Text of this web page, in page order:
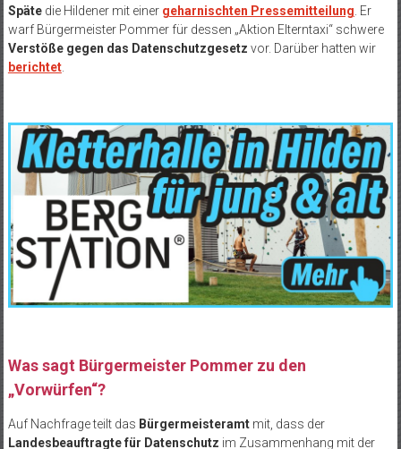
Spätedie Hildener mit einer geharnischten Pressemitteilung . Er
warf Bürgermeister Pommer für dessen „Aktion Elterntaxi“ schwere
Verstöße gegen das Datenschutzgesetz vor. Darüber hatten wir
berichtet.
Was sagt Bürgermeister Pommer zu den
„Vorwürfen“?
Auf Nachfrage teilt das Bürgermeisteramtmit, dass der
Landesbeauftragte für Datenschutz im Zusammenhang mit der